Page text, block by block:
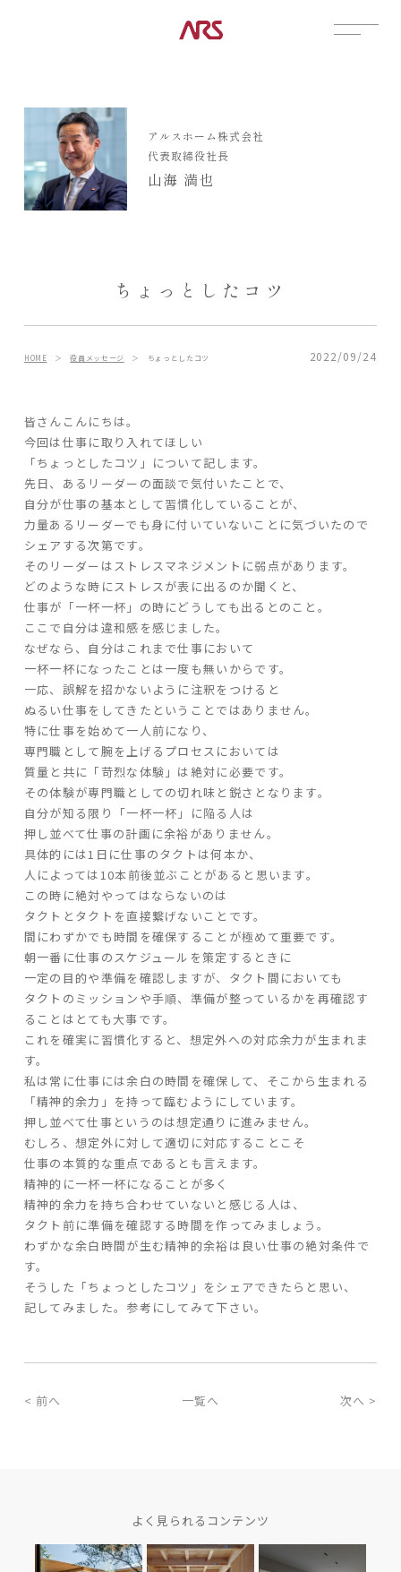
展示場
見学会
資料請求
ARS HOMEとは
- ARS WAY
- 設計コンセプト
- 商品コンセプト
デザイン
- 空間デザイン
- 内観デザイン
- 生活デザイン
- 外構デザイン
性能
- 高断熱性能
- 高耐震性能
- 高耐久性能
- 保証
家づくりの流れ
よくあるご質問
企業情報
採用情報
暮らしの器
POSTS
お知らせ
アルスホーム株式会社
代表取締役社長
山海 満也
ちょっとしたコツ
HOME ＞役員メッセージ ＞ ちょっとしたコツ 2022/09/24
皆さんこんにちは。
今回は仕事に取り入れてほしい
「ちょっとしたコツ」について記します。
先日、あるリーダーの面談で気付いたことで、
自分が仕事の基本として習慣化していることが、
力量あるリーダーでも身に付いていないことに気づいたので
シェアする次第です。
そのリーダーはストレスマネジメントに弱点があります。
どのような時にストレスが表に出るのか聞くと、
仕事が「一杯一杯」の時にどうしても出るとのこと。
ここで自分は違和感を感じました。
なぜなら、自分はこれまで仕事において
一杯一杯になったことは一度も無いからです。
一応、誤解を招かないように注釈をつけると
ぬるい仕事をしてきたということではありません。
特に仕事を始めて一人前になり、
専門職として腕を上げるプロセスにおいては
質量と共に「苛烈な体験」は絶対に必要です。
その体験が専門職としての切れ味と鋭さとなります。
自分が知る限り「一杯一杯」に陥る人は
押し並べて仕事の計画に余裕がありません。
具体的には1日に仕事のタクトは何本か、
人によっては10本前後並ぶことがあると思います。
この時に絶対やってはならないのは
タクトとタクトを直接繋げないことです。
間にわずかでも時間を確保することが極めて重要です。
朝一番に仕事のスケジュールを策定するときに
一定の目的や準備を確認しますが、タクト間においても
タクトのミッションや手順、準備が整っているかを再確認す
ることはとても大事です。
これを確実に習慣化すると、想定外への対応余力が生まれま
す。
私は常に仕事には余白の時間を確保して、そこから生まれる
「精神的余力」を持って臨むようにしています。
押し並べて仕事というのは想定通りに進みません。
むしろ、想定外に対して適切に対応することこそ
仕事の本質的な重点であるとも言えます。
精神的に一杯一杯になることが多く
精神的余力を持ち合わせていないと感じる人は、
タクト前に準備を確認する時間を作ってみましょう。
わずかな余白時間が生む精神的余裕は良い仕事の絶対条件で
す。
そうした「ちょっとしたコツ」をシェアできたらと思い、
記してみました。参考にしてみて下さい。
< 前へ 一覧へ 次へ >
よく見られるコンテンツ